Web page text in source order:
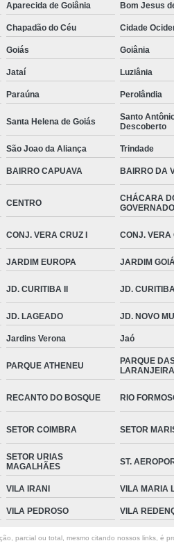
Aparecida de Goiânia Bom Jesus
Chapadão do Céu Cidade
Goiás Goiânia
Jataí Luziânia
Paraúna Perolândia
Santa Helena de Goiás
Santo
Descoberto
São Joao da Aliança Trindade
BAIRRO CAPUAVA BAIRRO DA
CENTRO
CHÁCARA
CONJ. VERA CRUZ I CONJ. VERA
JARDIM EUROPA JARDIM
JD. CURITIBA II JD. CURITIBA
JD. LAGEADO JD. NOVO
Jardins Verona Jaó
PARQUE ATHENEU
PARQUE
RECANTO DO BOSQUE RIO
SETOR COIMBRA SETOR
SETOR URIAS
MAGALHÃES
ST.
VILA IRANI VILA MARIA
VILA PEDROSO VILA
parcial ou total, mesmo citando nossos links, é